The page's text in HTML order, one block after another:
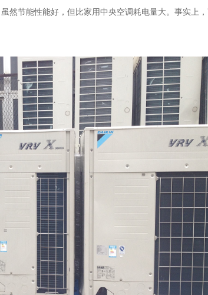
虽然节能性能好，但比家用中央空调耗电量大。事实上